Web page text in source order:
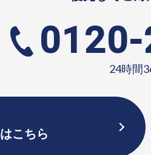
24時間
はこちら